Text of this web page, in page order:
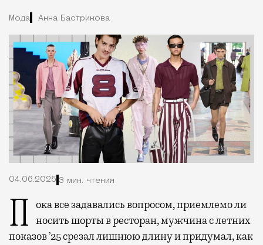
Мода Анна Бастрикова
04.06.2025 3 мин. чтения
Пока все задавались вопросом, приемлемо ли носить шорты в ресторан, мужчина с летних
показов ’25 срезал лишнюю длину и придумал, как